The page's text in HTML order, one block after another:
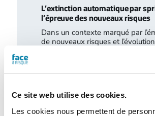
Ce site web utilise des cookies.
Les cookies nous permettent de
L’extinction automatique par
l’épreuve des nouveaux risques
Dans un contexte marqué par
de nouveaux risques et
des modes de stockage et